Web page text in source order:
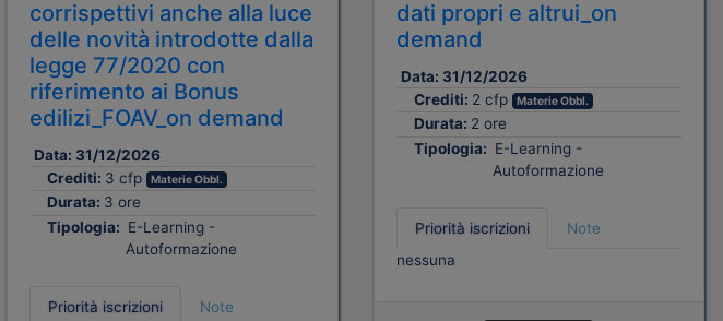
corrispettivi anche alla luce
delle novità introdotte dalla
legge 77/2020 con
riferimento ai Bonus
edilizi_FOAV_on demand
Data: 31/12/2026
Crediti: 3 cfp Materie Obbl.
Durata: 3 ore
Tipologia: E-Learning -
Autoformazione
Priorità iscrizioni Note
dati propri e altrui_on
demand
Data: 31/12/2026
Crediti: 2 cfp Materie Obbl.
Durata: 2 ore
Tipologia: E-Learning -
Autoformazione
Priorità iscrizioni
Note
nessuna